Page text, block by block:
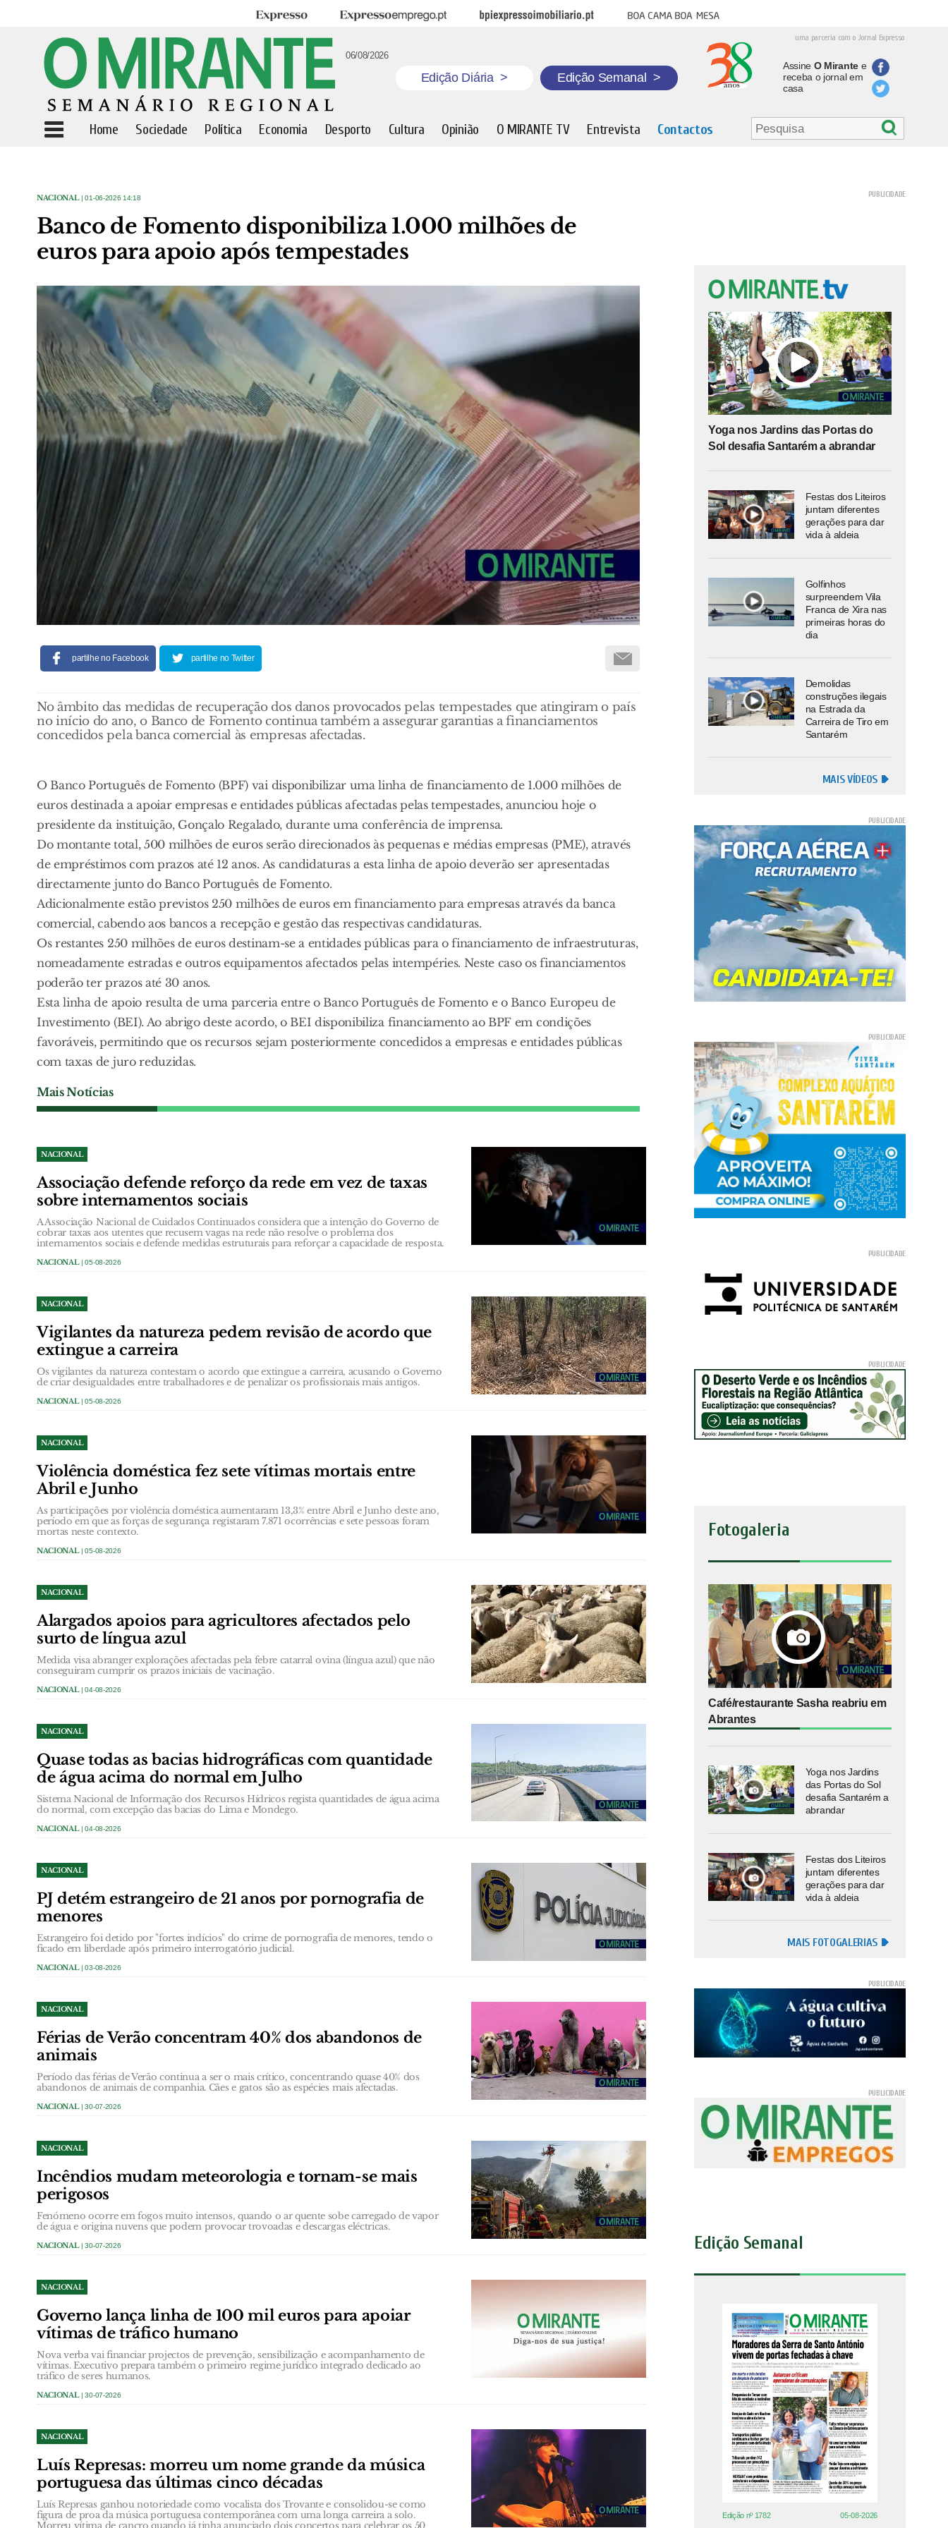
Expresso Expresso Emprego BPI Expresso Imobiliário Boa cama boa mesa
uma parceria com o Jornal Expresso
06/08/2026
Edição Diária > Edição Semanal >
Assine O Mirantee
receba o jornal em
casa
Home Sociedade Política Economia Desporto Cultura Opinião O MIRANTE TV Entrevista Contactos
NACIONAL| 01-06-2026 14:18
Banco de Fomento disponibiliza 1.000 milhões de
euros para apoio após tempestades
partilhe no Facebook partilhe no Twitter
No âmbito das medidas de recuperação dos danos provocados pelas tempestades que atingiram o país
no início do ano, o Banco de Fomento continua também a assegurar garantias a financiamentos
concedidos pela banca comercial às empresas afectadas.
O Banco Português de Fomento (BPF) vai disponibilizar uma linha de financiamento de 1.000 milhões de
euros destinada a apoiar empresas e entidades públicas afectadas pelas tempestades, anunciou hoje o
presidente da instituição, Gonçalo Regalado, durante uma conferência de imprensa.
Do montante total, 500 milhões de euros serão direcionados às pequenas e médias empresas (PME), através
de empréstimos com prazos até 12 anos. As candidaturas a esta linha de apoio deverão ser apresentadas
directamente junto do Banco Português de Fomento.
Adicionalmente estão previstos 250 milhões de euros em financiamento para empresas através da banca
comercial, cabendo aos bancos a recepção e gestão das respectivas candidaturas.
Os restantes 250 milhões de euros destinam-se a entidades públicas para o financiamento de infraestruturas,
nomeadamente estradas e outros equipamentos afectados pelas intempéries. Neste caso os financiamentos
poderão ter prazos até 30 anos.
Esta linha de apoio resulta de uma parceria entre o Banco Português de Fomento e o Banco Europeu de
Investimento (BEI). Ao abrigo deste acordo, o BEI disponibiliza financiamento ao BPF em condições
favoráveis, permitindo que os recursos sejam posteriormente concedidos a empresas e entidades públicas
com taxas de juro reduzidas.
Mais Notícias
NACIONAL
Associação defende reforço da rede em vez de taxas
sobre internamentos sociais
A Associação Nacional de Cuidados Continuados considera que a intenção do Governo de
cobrar taxas aos utentes que recusem vagas na rede não resolve o problema dos
internamentos sociais e defende medidas estruturais para reforçar a capacidade de resposta.
NACIONAL| 05-08-2026
NACIONAL
Vigilantes da natureza pedem revisão de acordo que
extingue a carreira
Os vigilantes da natureza contestam o acordo que extingue a carreira, acusando o Governo
de criar desigualdades entre trabalhadores e de penalizar os profissionais mais antigos.
NACIONAL| 05-08-2026
NACIONAL
Violência doméstica fez sete vítimas mortais entre
Abril e Junho
As participações por violência doméstica aumentaram 13,3% entre Abril e Junho deste ano,
período em que as forças de segurança registaram 7.871 ocorrências e sete pessoas foram
mortas neste contexto.
NACIONAL| 05-08-2026
NACIONAL
Alargados apoios para agricultores afectados pelo
surto de língua azul
Medida visa abranger explorações afectadas pela febre catarral ovina (língua azul) que não
conseguiram cumprir os prazos iniciais de vacinação.
NACIONAL| 04-08-2026
NACIONAL
Quase todas as bacias hidrográficas com quantidade
de água acima do normal em Julho
Sistema Nacional de Informação dos Recursos Hídricos regista quantidades de água acima
do normal, com excepção das bacias do Lima e Mondego.
NACIONAL| 04-08-2026
NACIONAL
PJ detém estrangeiro de 21 anos por pornografia de
menores
Estrangeiro foi detido por "fortes indícios" do crime de pornografia de menores, tendo o
ficado em liberdade após primeiro interrogatório judicial.
NACIONAL| 03-08-2026
NACIONAL
Férias de Verão concentram 40% dos abandonos de
animais
Período das férias de Verão continua a ser o mais crítico, concentrando quase 40% dos
abandonos de animais de companhia. Cães e gatos são as espécies mais afectadas.
NACIONAL| 30-07-2026
NACIONAL
Incêndios mudam meteorologia e tornam-se mais
perigosos
Fenómeno ocorre em fogos muito intensos, quando o ar quente sobe carregado de vapor
de água e origina nuvens que podem provocar trovoadas e descargas eléctricas.
NACIONAL| 30-07-2026
NACIONAL
Governo lança linha de 100 mil euros para apoiar
vítimas de tráfico humano
Nova verba vai financiar projectos de prevenção, sensibilização e acompanhamento de
vítimas. Executivo prepara também o primeiro regime jurídico integrado dedicado ao
tráfico de seres humanos.
NACIONAL| 30-07-2026
NACIONAL
Luís Represas: morreu um nome grande da música
portuguesa das últimas cinco décadas
Luís Represas ganhou notoriedade como vocalista dos Trovante e consolidou-se como
figura de proa da música portuguesa contemporânea com uma longa carreira a solo.
Morreu vítima de cancro quando já tinha anunciado dois concertos para celebrar os 50
Yoga nos Jardins das Portas do
Sol desafia Santarém a abrandar
Festas dos Liteiros
juntam diferentes
gerações para dar
vida à aldeia
Golfinhos
surpreendem Vila
Franca de Xira nas
primeiras horas do
dia
Demolidas
construções ilegais
na Estrada da
Carreira de Tiro em
Santarém
MAIS VÍDEOS
Fotogaleria
Café/restaurante Sasha reabriu em
Abrantes
Yoga nos Jardins
das Portas do Sol
desafia Santarém a
abrandar
Festas dos Liteiros
juntam diferentes
gerações para dar
vida à aldeia
MAIS FOTOGALERIAS
Edição Semanal
Edição nº 1782 05-08-2026